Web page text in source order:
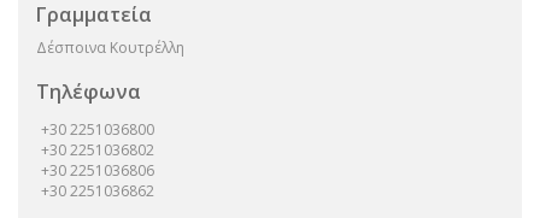
Γραμματεία
Δέσποινα Κουτρέλλη
Τηλέφωνα
+30 2251036800
+30 2251036802
+30 2251036806
+30 2251036862